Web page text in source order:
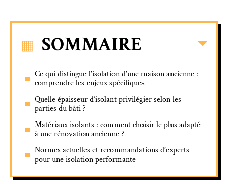
SOMMAIRE
Ce qui distingue l’isolation d’une maison ancienne :
comprendre les enjeux spécifiques
Quelle épaisseur d’isolant privilégier selon les
parties du bâti ?
Matériaux isolants : comment choisir le plus adapté
à une rénovation ancienne ?
Normes actuelles et recommandations d’experts
pour une isolation performante